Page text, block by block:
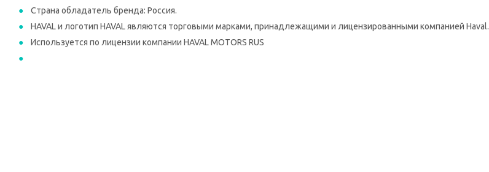
Страна обладатель бренда: Россия.
HAVAL и логотип HAVAL являются торговыми марками, принадлежащими и лицензированными компанией Haval.
Используется по лицензии компании HAVAL MOTORS RUS